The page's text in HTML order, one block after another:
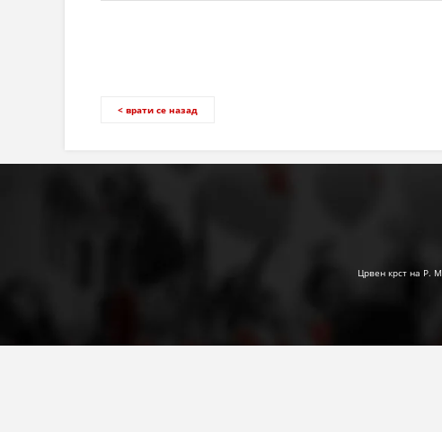
< врати се назад
Црвен крст на Р.